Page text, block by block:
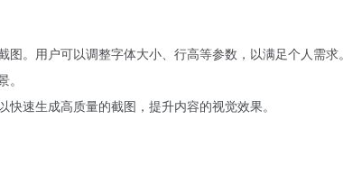
。用户可以调整字体大小、行高等参数，以满足个人需求。
速生成高质量的截图，提升内容的视觉效果。